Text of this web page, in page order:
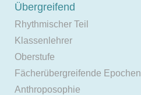
Übergreifend
Rhythmischer Teil
Klassenlehrer
Oberstufe
Fächerübergreifende Epochen
Anthroposophie